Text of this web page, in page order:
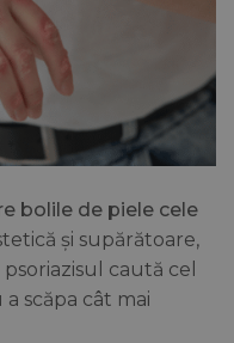
bolile de piele cele
și supărătoare,
caută cel
scăpa cât mai